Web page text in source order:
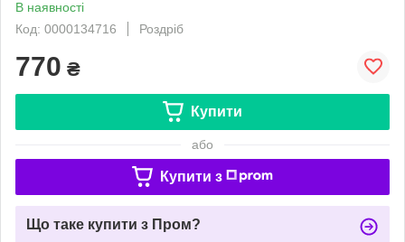
В наявності
Код: 0000134716
Роздріб
770 ₴
Купити
або
Купити з
Що таке купити з Пром?